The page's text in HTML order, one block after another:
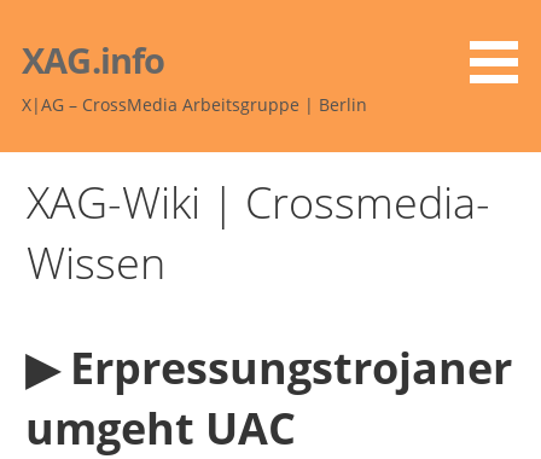
Inhalt
springen
XAG.info
X|AG – CrossMedia Arbeitsgruppe | Berlin
XAG-Wiki | Crossmedia-
Wissen
▶︎ Erpressungstrojaner
umgeht UAC